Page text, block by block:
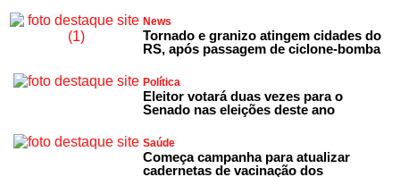
News
Tornado e granizo atingem cidades do
RS, após passagem de ciclone-bomba
Política
Eleitor votará duas vezes para o
Senado nas eleições deste ano
Saúde
Começa campanha para atualizar
cadernetas de vacinação dos